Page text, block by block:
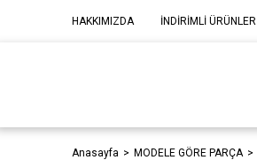
HAKKIMIZDA İNDİRİMLİ ÜRÜNLER
Anasayfa MODELE GÖRE PARÇA